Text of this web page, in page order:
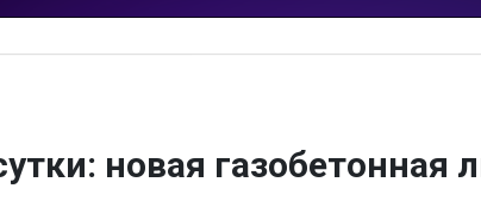
новая газобетонная